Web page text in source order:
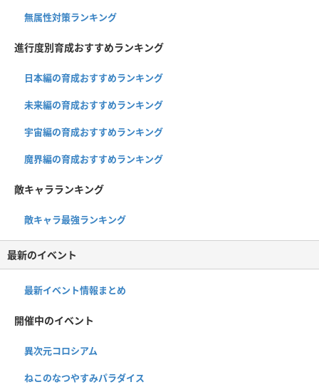
無属性対策ランキング
進行度別育成おすすめランキング
日本編の育成おすすめランキング
未来編の育成おすすめランキング
宇宙編の育成おすすめランキング
魔界編の育成おすすめランキング
敵キャラランキング
敵キャラ最強ランキング
最新のイベント
最新イベント情報まとめ
開催中のイベント
異次元コロシアム
ねこのなつやすみパラダイス